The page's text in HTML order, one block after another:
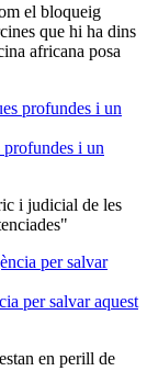
el bloqueig
que hi ha dins
africana posa
i un
i judicial de les
per salvar aquest
en perill de